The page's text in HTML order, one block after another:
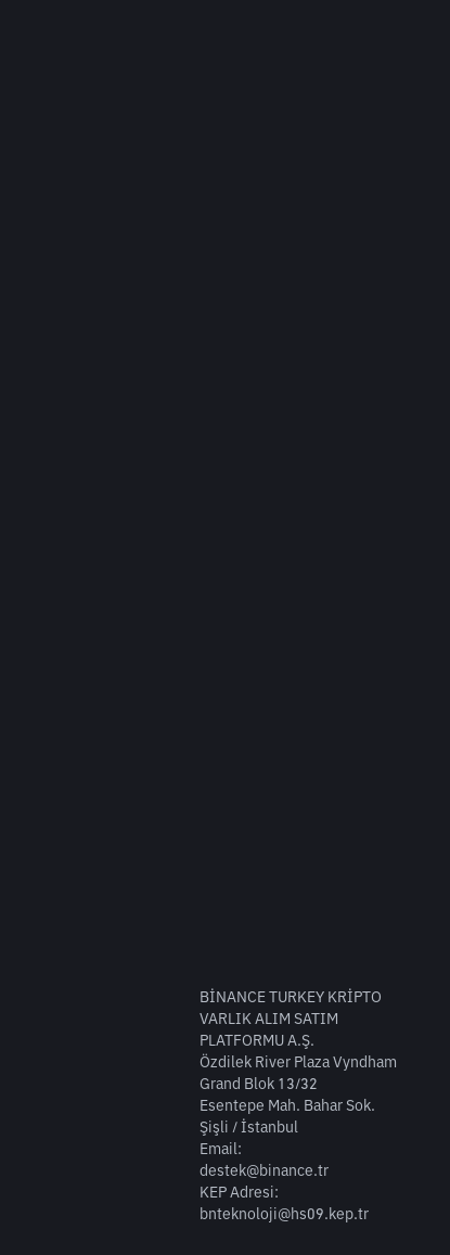
BİNANCE TURKEY KRİPTO
VARLIK ALIM SATIM
PLATFORMU A.Ş.
Özdilek River Plaza Vyndham
Grand Blok 13/32
Esentepe Mah. Bahar Sok.
Şişli / İstanbul
Email:
destek@binance.tr
KEP Adresi:
bnteknoloji@hs09.kep.tr